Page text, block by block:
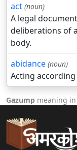
act (noun)
A legal
deliberations of
body.
abidance (noun)
Acting
Gazump meaning